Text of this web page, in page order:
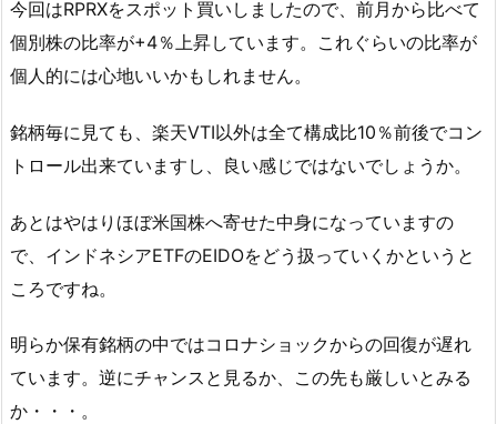
今回はRPRXをスポット買いしましたので、前月から比べて
個別株の比率が+4％上昇しています。これぐらいの比率が
個人的には心地いいかもしれません。
銘柄毎に見ても、楽天VTI以外は全て構成比10％前後でコン
トロール出来ていますし、良い感じではないでしょうか。
あとはやはりほぼ米国株へ寄せた中身になっていますの
で、インドネシアETFのEIDOをどう扱っていくかというと
ころですね。
明らか保有銘柄の中ではコロナショックからの回復が遅れ
ています。逆にチャンスと見るか、この先も厳しいとみる
か・・・。